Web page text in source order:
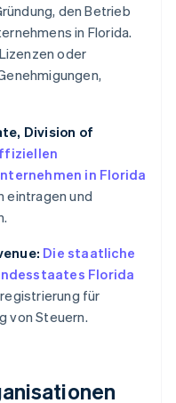
den Betrieb
in Florida.
oder
Division of
in Florida
eintragen und
Die staatliche
Florida
für
von Steuern.